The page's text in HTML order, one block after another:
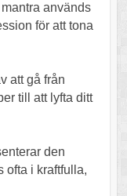
används
för att tona
att gå från
till att lyfta ditt
den
ofta i kraftfulla,